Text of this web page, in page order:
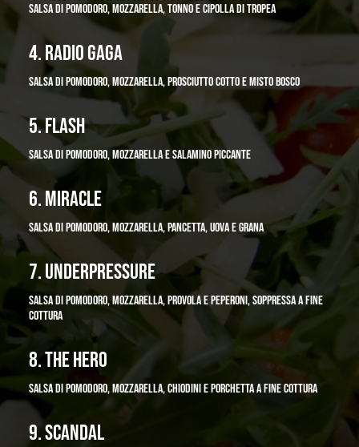
SALSA DI POMODORO, MOZZARELLA, TONNO E CIPOLLA DI TROPEA
4. RADIO GAGA
SALSA DI POMODORO, MOZZARELLA, PROSCIUTTO COTTO E MISTO BOSCO
5. FLASH
SALSA DI POMODORO, MOZZARELLA E SALAMINO PICCANTE
6. MIRACLE
SALSA DI POMODORO, MOZZARELLA, PANCETTA, UOVA E GRANA
7. UNDERPRESSURE
SALSA DI POMODORO, MOZZARELLA, PROVOLA E PEPERONI, SOPPRESSA A FINE
COTTURA
8. THE HERO
SALSA DI POMODORO, MOZZARELLA, CHIODINI E PORCHETTA A FINE COTTURA
9. SCANDAL